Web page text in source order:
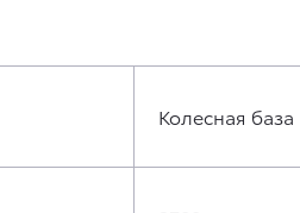
Колесная база